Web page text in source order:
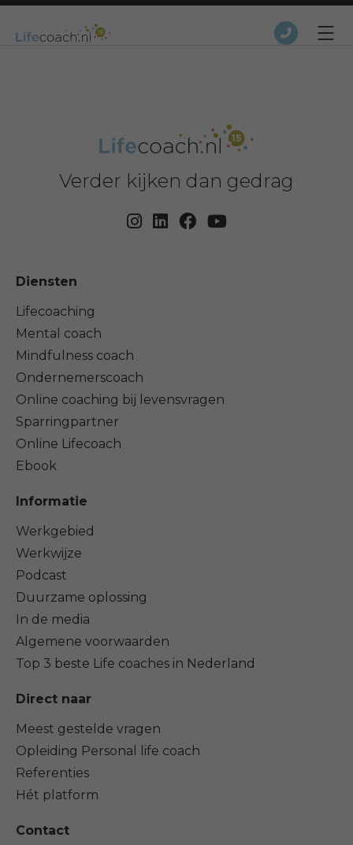
Verder kijken dan gedrag
Diensten
Lifecoaching
Mental coach
Mindfulness coach
Ondernemerscoach
Online coaching bij levensvragen
Sparringpartner
Online Lifecoach
Ebook
Informatie
Werkgebied
Werkwijze
Podcast
Duurzame oplossing
In de media
Algemene voorwaarden
Top 3 beste Life coaches in Nederland
Direct naar
Meest gestelde vragen
Opleiding Personal life coach
Referenties
Hét platform
Contact